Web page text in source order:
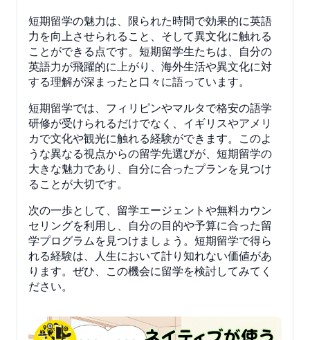
短期留学の魅力は、限られた時間で効果的に英語
力を向上させられること、そして異文化に触れる
ことができる点です。短期留学生たちは、自分の
英語力が飛躍的に上がり、海外生活や異文化に対
する理解が深まったと口々に語っています。
短期留学では、フィリピンやマルタで格安の語学
研修が受けられるだけでなく、イギリスやアメリ
カで文化や観光に触れる経験ができます。このよ
うな異なる視点からの留学先選びが、短期留学の
大きな魅力であり、自分に合ったプランを見つけ
ることが大切です。
次の一歩として、留学エージェントや無料カウン
セリングを利用し、自分の目的や予算に合った留
学プログラムを見つけましょう。短期留学で得ら
れる経験は、人生において計り知れない価値があ
ります。ぜひ、この機会に留学を検討してみてく
ださい。